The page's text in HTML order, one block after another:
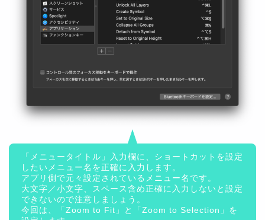
「メニュータイトル」入力欄に、ショートカットを設定
したいメニュー名を正確に入力します。
アプリ側で元々設定されているメニュー名です。
大文字／小文字、スペース含め正確に入力しないと設定
できないので注意しましょう。
今回は、「Zoom to Fit」と「Zoom to Selection」を